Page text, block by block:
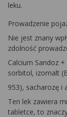
leku.
Prowadzenie
Nie jest znany
zdolność
Calcium Sandoz
sorbitol, izomalt (E
953), sacharozę i
Ten lek zawiera
tabletce, to